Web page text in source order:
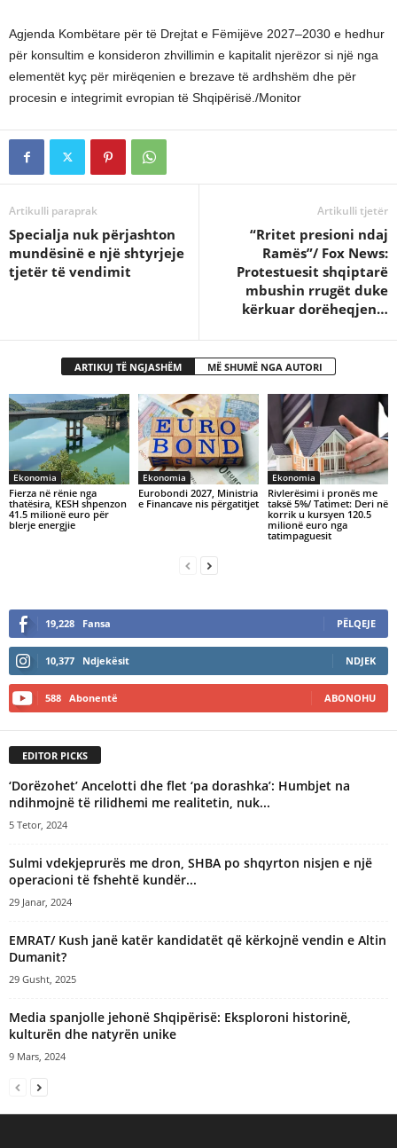
Agjenda Kombëtare për të Drejtat e Fëmijëve 2027–2030 e hedhur
për konsultim e konsideron zhvillimin e kapitalit njerëzor si një nga
elementët kyç për mirëqenien e brezave të ardhshëm dhe për
procesin e integrimit evropian të Shqipërisë./Monitor
Artikulli paraprak
Specialja nuk përjashton
mundësinë e një shtyrjeje
tjetër të vendimit
Artikulli tjetër
“Rritet presioni ndaj
Ramës”/ Fox News:
Protestuesit shqiptarë
mbushin rrugët duke
kërkuar dorëheqjen…
ARTIKUJ TË NGJASHËM MË SHUMË NGA AUTORI
Ekonomia
Fierza në rënie nga
thatësira, KESH shpenzon
41.5 milionë euro për
blerje energjie
Ekonomia
Eurobondi 2027, Ministria
e Financave nis përgatitjet
Ekonomia
Rivlerësimi i pronës me
taksë 5%/ Tatimet: Deri në
korrik u kursyen 120.5
milionë euro nga
tatimpaguesit
19,228 Fansa PËLQEJE
10,377 Ndjekësit NDJEK
588 Abonentë ABONOHU
EDITOR PICKS
‘Dorëzohet’ Ancelotti dhe flet ‘pa dorashka’: Humbjet na
ndihmojnë të rilidhemi me realitetin, nuk...
5 Tetor, 2024
Sulmi vdekjeprurës me dron, SHBA po shqyrton nisjen e një
operacioni të fshehtë kundër...
29 Janar, 2024
EMRAT/ Kush janë katër kandidatët që kërkojnë vendin e Altin
Dumanit?
29 Gusht, 2025
Media spanjolle jehonë Shqipërisë: Eksploroni historinë,
kulturën dhe natyrën unike
9 Mars, 2024